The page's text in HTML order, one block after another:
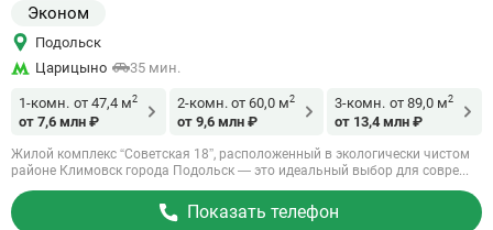
Эконом
Подольск
Царицыно
35 мин.
1-комн. от 47,4 м2
от 7,6 млн ₽
2-комн. от 60,0 м2
от 9,6 млн ₽
3-комн. от 89,0 м2
от 13,4 млн ₽
Жилой комплекс “Советская 18”, расположенный в экологически чистом
районе Климовск города Подольск — это идеальный выбор для совре...
Показать телефон